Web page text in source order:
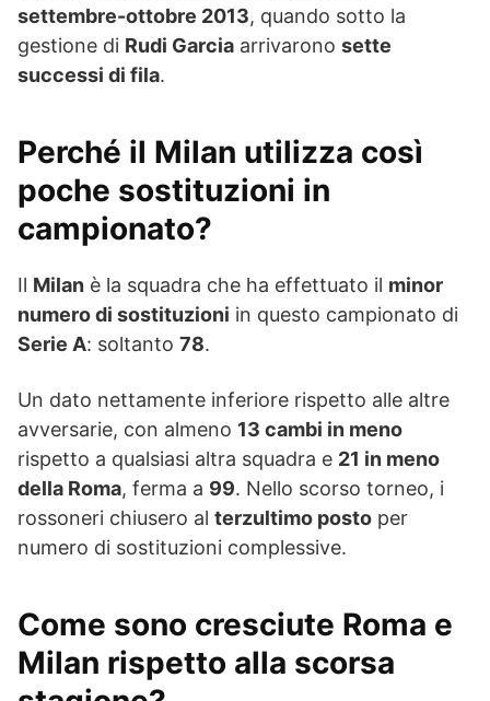
settembre-ottobre 2013, quando sotto la
gestione di Rudi Garcia arrivarono sette
successi di fila.
Perché il Milan utilizza così
poche sostituzioni in
campionato?
Il Milan è la squadra che ha effettuato il minor
numero di sostituzioni in questo campionato di
Serie A: soltanto 78.
Un dato nettamente inferiore rispetto alle altre
avversarie, con almeno 13 cambi in meno
rispetto a qualsiasi altra squadra e 21 in meno
della Roma, ferma a 99. Nello scorso torneo, i
rossoneri chiusero al terzultimo posto per
numero di sostituzioni complessive.
Come sono cresciute Roma e
Milan rispetto alla scorsa